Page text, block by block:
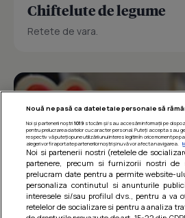
Chiftelute de legume
Retete de vara.
Nouă ne pasă ca datele tale personale să
Noi și partenerii noștri 1019stocăm și/sau accesăm informații pe
pentru prelucrarea datelor cu caracter personal. Puteți accepta sau
respectiv vă puteți opune utilizării unui interes legitim în orice moment
alegeri vor fi raportate partenerilor noștri și nu vă vor afecta navigarea.
Noi si partenerii nostri (retelele de
partenere, precum si furnizorii nostri de
prelucram date pentru a permite website-
personaliza continutul si anunturile
interesele si/sau profilul dvs., pentru a va
retelelor de socializare si pentru a analiza